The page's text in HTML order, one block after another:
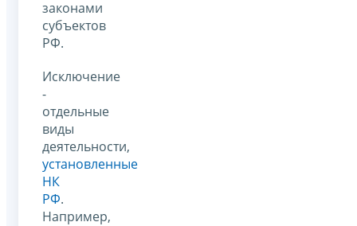
законами
субъектов
РФ.
Исключение
-
отдельные
виды
деятельности,
установленные
НК
РФ.
Например,